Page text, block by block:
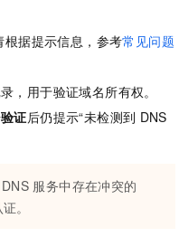
根据提示信息，参考常见问题
，用于验证域名所有权。
验证后仍提示“未检测到 DNS
DNS 服务中存在冲突的
。